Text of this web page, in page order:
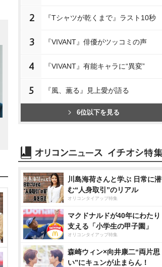
2 『Tシャツが乾くまで』ラスト10秒
3 『VIVANT』俳優がツッコミの声
4 『VIVANT』有能キャラに“異変”
5 『風、薫る』見上愛が語る
6位以下を見る
川島海荷さんと学ぶ 日常に潜
む“人身取引”のリアル
オリコンタイアップ特集
マクドナルドが40年にわたり
支える「小学生の甲子園」
オリコンタイアップ特集
森崎ウィン×向井康二“両片思
い”にキュンが止まらん！